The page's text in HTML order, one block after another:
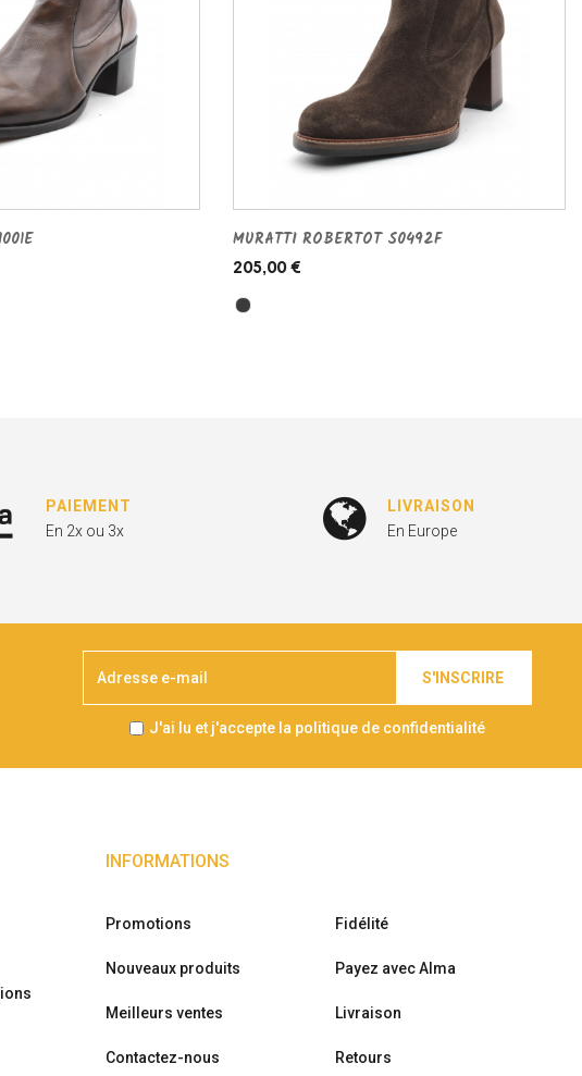
MURATTI ROBERTOT S0492F
205,00 €
PAIEMENT
En 2x ou 3x
LIVRAISON
En Europe
S'INSCRIRE
J'ai lu et j'accepte la politique de confidentialité
INFORMATIONS
Promotions
Nouveaux produits
Meilleurs ventes
Contactez-nous
Fidélité
Payez avec Alma
Livraison
Retours